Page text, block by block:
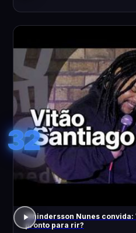
32
Whindersson Nunes convida:
pronto para rir?